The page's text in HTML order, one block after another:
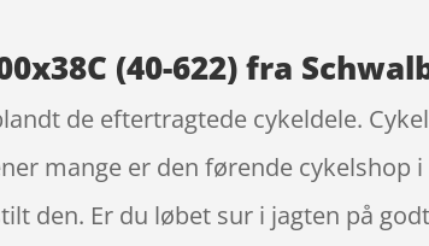
(40-622) fra
de eftertragtede cykeldele.
mange er den førende cykelshop i
den. Er du løbet sur i jagten på godt